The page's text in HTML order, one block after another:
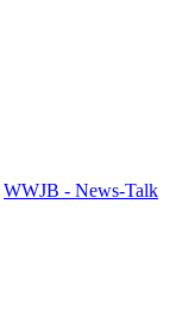
WWJB - News-Talk